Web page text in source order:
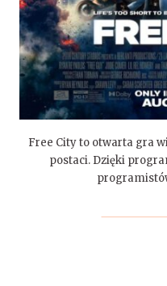
Free City to otwarta gra
postaci. Dzięki